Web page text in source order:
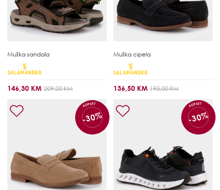
Muška sandala
146,30 KM 209,00 KM
Muška cipela
136,50 KM 195,00 KM
POPUST
-30%
POPUST
-30%